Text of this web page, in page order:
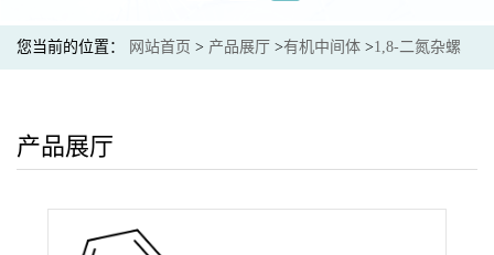
您当前的位置： 网站首页 > 产品展厅 >有机中间体 >1,8-二氮杂螺
货大量供应，高校可先用后付
产品展厅